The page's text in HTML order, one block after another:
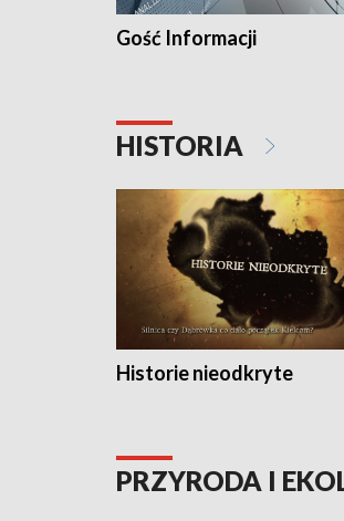
Gość Informacji
HISTORIA
Historie nieodkryte
PRZYRODA I